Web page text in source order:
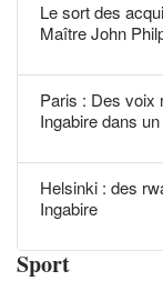
Le sort des
Maître John
Paris : Des voix
Ingabire dans
Helsinki : des
Ingabire
Sport